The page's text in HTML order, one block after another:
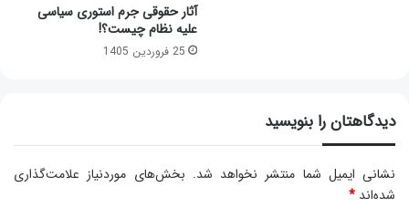
آثار حقوقی جرم استوری سیاسی
علیه نظام چیست؟!
25 فروردین 1405
دیدگاهتان را بنویسید
نشانی ایمیل شما منتشر نخواهد شد. بخش‌های موردنیاز علامت‌گذاری
شده‌اند *